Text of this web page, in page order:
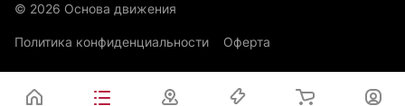
© 2026 Основа движения
Политика конфиденциальности Оферта